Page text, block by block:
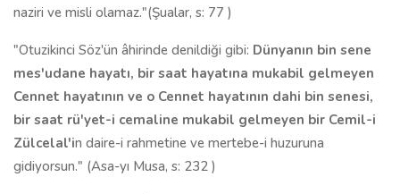
naziri ve misli olamaz."(Şualar, s: 77 )
"Otuzikinci Söz'ün âhirinde denildiği gibi: Dünyanın bin sene
mes'udane hayatı, bir saat hayatına mukabil gelmeyen
Cennet hayatının ve o Cennet hayatının dahi bin senesi,
bir saat rü'yet-i cemaline mukabil gelmeyen bir Cemil-i
Zülcelal'in daire-i rahmetine ve mertebe-i huzuruna
gidiyorsun." (Asa-yı Musa, s: 232 )